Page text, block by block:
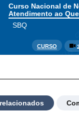
Curso Nacional de
Atendimento ao
Nordeste
SBQ
CURSO